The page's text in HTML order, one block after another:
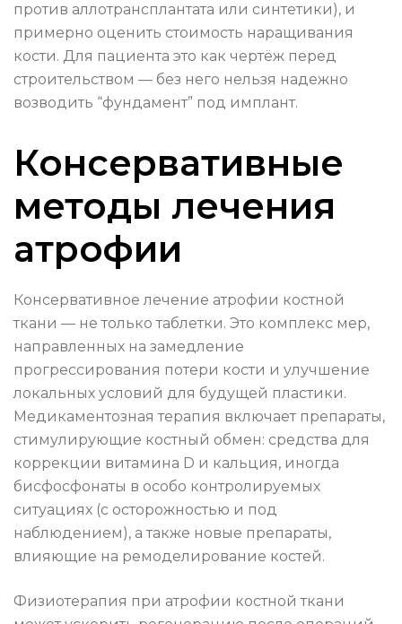
против аллотрансплантата или синтетики), и
примерно оценить стоимость наращивания
кости. Для пациента это как чертёж перед
строительством — без него нельзя надежно
возводить “фундамент” под имплант.
Консервативные
методы лечения
атрофии
Консервативное лечение атрофии костной
ткани — не только таблетки. Это комплекс мер,
направленных на замедление
прогрессирования потери кости и улучшение
локальных условий для будущей пластики.
Медикаментозная терапия включает препараты,
стимулирующие костный обмен: средства для
коррекции витамина D и кальция, иногда
бисфосфонаты в особо контролируемых
ситуациях (с осторожностью и под
наблюдением), а также новые препараты,
влияющие на ремоделирование костей.
Физиотерапия при атрофии костной ткани